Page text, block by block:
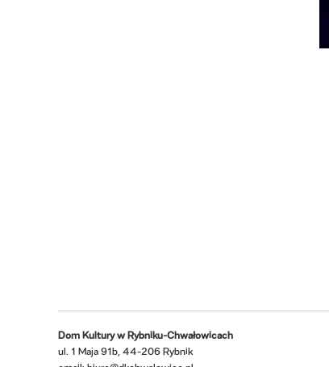
Dom Kultury w Rybniku-Chwałowicach
ul. 1 Maja 91b, 44-206 Rybnik